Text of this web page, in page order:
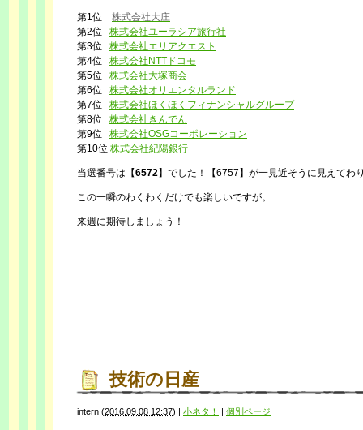
第1位 株式会社大庄
第2位 株式会社ユーラシア旅行社
第3位 株式会社エリアクエスト
第4位 株式会社NTTドコモ
第5位 株式会社大塚商会
第6位 株式会社オリエンタルランド
第7位 株式会社ほくほくフィナンシャルグループ
第8位 株式会社きんでん
第9位 株式会社OSGコーポレーション
第10位 株式会社紀陽銀行
当選番号は【6572】でした！【6757】が一見近そうに見えてわ
この一瞬のわくわくだけでも楽しいですが。
来週に期待しましょう！
技術の日産
intern (2016.09.08 12:37) | 小ネタ！ | 個別ページ